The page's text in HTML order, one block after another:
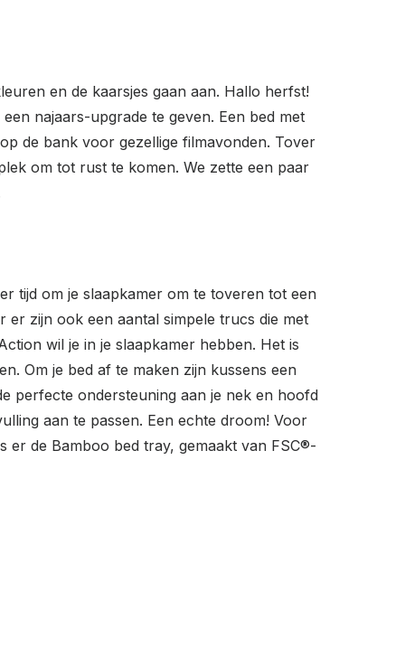
en de kaarsjes gaan aan. Hallo herfst!
najaars-upgrade te geven. Een bed met
de bank voor gezellige filmavonden. Tover
om tot rust te komen. We zette een paar
tijd om je slaapkamer om te toveren tot een
zijn ook een aantal simpele trucs die met
wil je in je slaapkamer hebben. Het is
Om je bed af te maken zijn kussens een
perfecte ondersteuning aan je nek en hoofd
aan te passen. Een echte droom! Voor
er de Bamboo bed tray, gemaakt van FSC®-